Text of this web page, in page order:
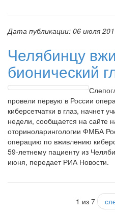
Дата публикации: 06 июля
Челябинцу
бионический
провели первую в России
киберсетчатки в глаз, начнет
недели, сообщается на сайте
оториноларингологии ФМБА
операцию по вживлению
59-летнему пациенту из
июня, передает РИА Новости.
1 из 7